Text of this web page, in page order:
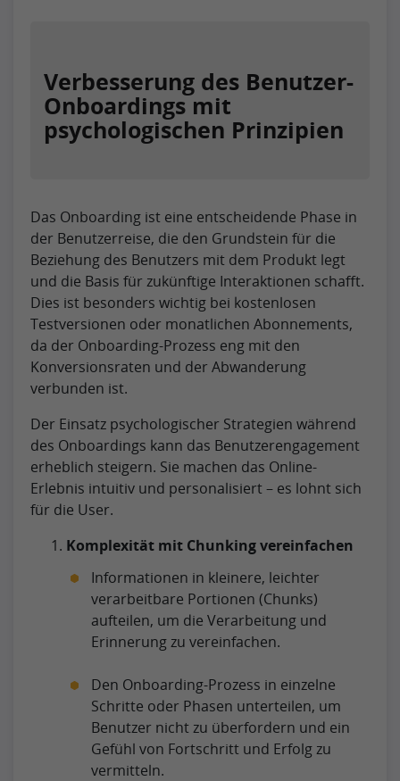
Verbesserung des Benutzer-
Onboardings mit
psychologischen Prinzipien
Das Onboarding ist eine entscheidende Phase in
der Benutzerreise, die den Grundstein für die
Beziehung des Benutzers mit dem Produkt legt
und die Basis für zukünftige Interaktionen schafft.
Dies ist besonders wichtig bei kostenlosen
Testversionen oder monatlichen Abonnements,
da der Onboarding-Prozess eng mit den
Konversionsraten und der Abwanderung
verbunden ist.
Der Einsatz psychologischer Strategien während
des Onboardings kann das Benutzerengagement
erheblich steigern. Sie machen das Online-
Erlebnis intuitiv und personalisiert – es lohnt sich
für die User.
Komplexität mit Chunking vereinfachen
Informationen in kleinere, leichter
verarbeitbare Portionen (Chunks)
aufteilen, um die Verarbeitung und
Erinnerung zu vereinfachen.
Den Onboarding-Prozess in einzelne
Schritte oder Phasen unterteilen, um
Benutzer nicht zu überfordern und ein
Gefühl von Fortschritt und Erfolg zu
vermitteln.